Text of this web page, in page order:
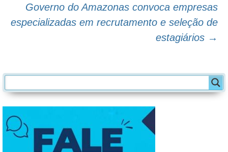
post
Governo do Amazonas convoca empresas
especializadas em recrutamento e seleção de
estagiários →